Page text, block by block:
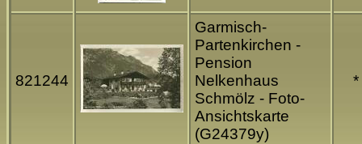
821244
Garmisch-
Partenkirchen -
Pension
Nelkenhaus
Schmölz - Foto-
Ansichtskarte
(G24379y)
*